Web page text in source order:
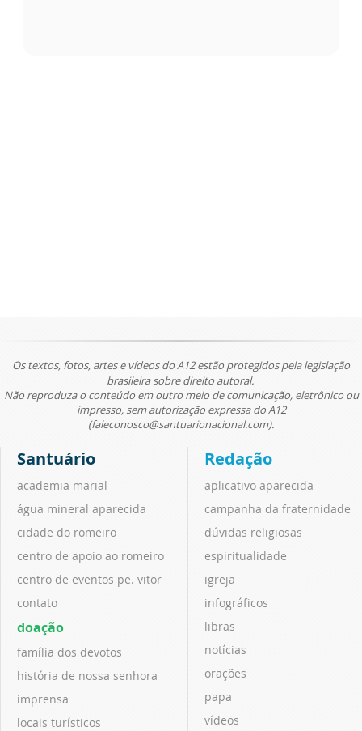
Os textos, fotos, artes e vídeos do A12 estão protegidos pela legislação
brasileira sobre direito autoral.
Não reproduza o conteúdo em outro meio de comunicação, eletrônico ou
impresso, sem autorização expressa do A12
(faleconosco@santuarionacional.com).
Santuário
academia marial
água mineral aparecida
cidade do romeiro
centro de apoio ao romeiro
centro de eventos pe. vitor
contato
doação
família dos devotos
história de nossa senhora
imprensa
locais turísticos
Redação
aplicativo aparecida
campanha da fraternidade
dúvidas religiosas
espiritualidade
igreja
infográficos
libras
notícias
orações
papa
vídeos